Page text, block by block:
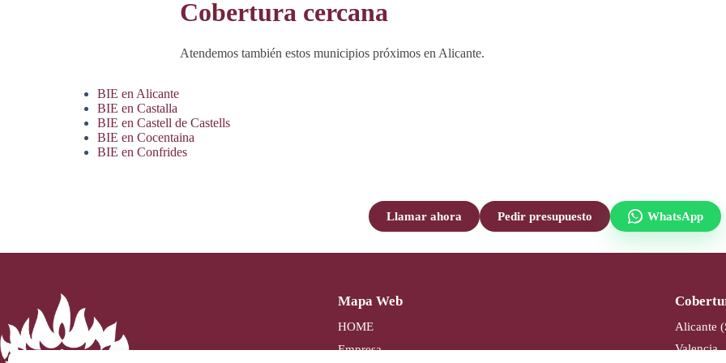
Cobertura cercana
Atendemos también estos municipios próximos en Alicante.
BIE en Alicante
BIE en Castalla
BIE en Castell de Castells
BIE en Cocentaina
BIE en Confrides
Llamar ahora Pedir presupuesto WhatsApp
Mapa Web
HOME
Empresa
Alicante
Valencia